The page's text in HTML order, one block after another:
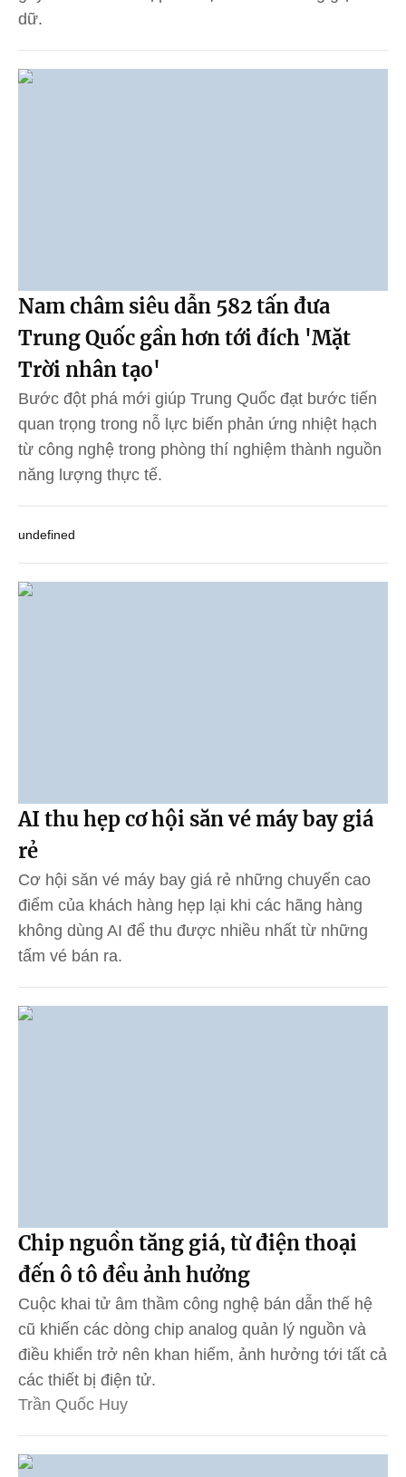
dữ.
Nam châm siêu dẫn 582 tấn đưa
Trung Quốc gần hơn tới đích 'Mặt
Trời nhân tạo'
Bước đột phá mới giúp Trung Quốc đạt bước tiến
quan trọng trong nỗ lực biến phản ứng nhiệt hạch
từ công nghệ trong phòng thí nghiệm thành nguồn
năng lượng thực tế.
undefined
AI thu hẹp cơ hội săn vé máy bay giá
rẻ
Cơ hội săn vé máy bay giá rẻ những chuyến cao
điểm của khách hàng hẹp lại khi các hãng hàng
không dùng AI để thu được nhiều nhất từ những
tấm vé bán ra.
Chip nguồn tăng giá, từ điện thoại
đến ô tô đều ảnh hưởng
Cuộc khai tử âm thầm công nghệ bán dẫn thế hệ
cũ khiến các dòng chip analog quản lý nguồn và
điều khiển trở nên khan hiếm, ảnh hưởng tới tất cả
các thiết bị điện tử.
Trần Quốc Huy